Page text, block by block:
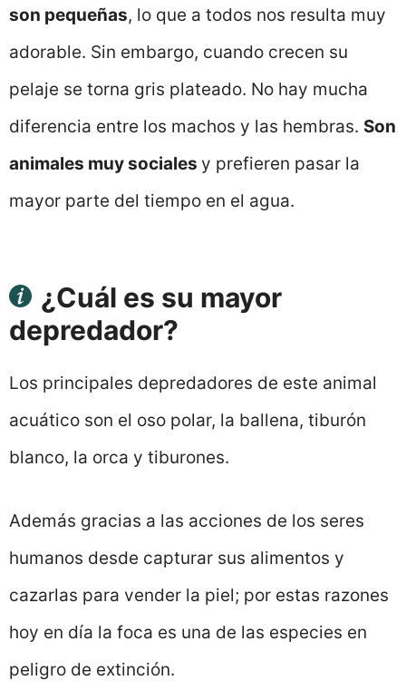
son pequeñas, lo que a todos nos resulta muy
adorable. Sin embargo, cuando crecen su
pelaje se torna gris plateado. No hay mucha
diferencia entre los machos y las hembras. Son
animales muy sociales y prefieren pasar la
mayor parte del tiempo en el agua.
¿Cuál es su mayor
depredador?
Los principales depredadores de este animal
acuático son el oso polar, la ballena, tiburón
blanco, la orca y tiburones.
Además gracias a las acciones de los seres
humanos desde capturar sus alimentos y
cazarlas para vender la piel; por estas razones
hoy en día la foca es una de las especies en
peligro de extinción.